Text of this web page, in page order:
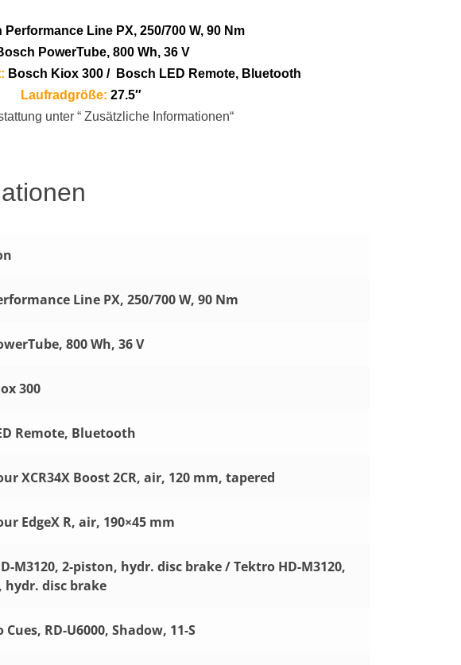
Performance Line PX, 250/700 W, 90 Nm
PowerTube, 800 Wh, 36 V
Bosch Kiox 300 / Bosch LED Remote, Bluetooth
Laufradgröße:27.5″
unter “ Zusätzliche Informationen“
Line PX, 250/700 W, 90 Nm
800 Wh, 36 V
300
Remote, Bluetooth
XCR34X Boost 2CR, air, 120 mm, tapered
EdgeX R, air, 190×45 mm
M3120, 2-piston, hydr. disc brake / Tektro HD-M3120,
hydr. disc brake
RD-U6000, Shadow, 11-S